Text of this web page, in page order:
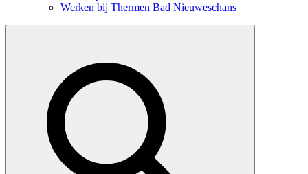
Werken bij Thermen Bad Nieuweschans